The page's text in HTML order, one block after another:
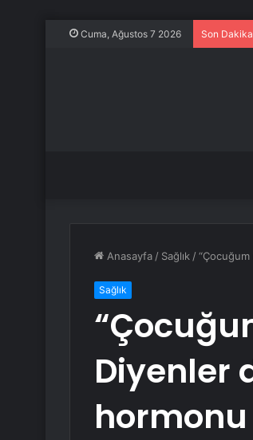
Cuma, Ağustos 7 2026 Son
Anasayfa / Sağlık /
Sağlık
Diyenler